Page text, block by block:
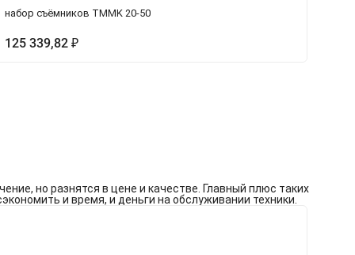
набор съёмников TMMK 20-50
125 339,82 ₽
но разнятся в цене и качестве. Главный плюс таких
и время, и деньги на обслуживании техники.